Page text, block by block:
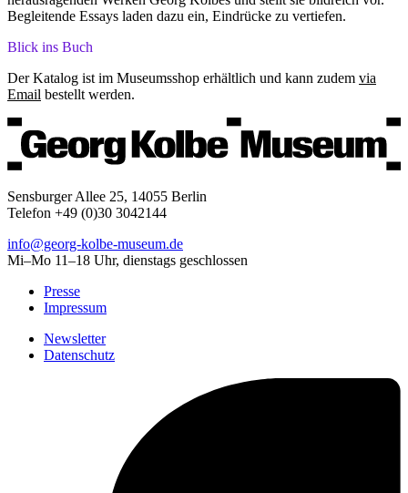
Begleitende Essays laden dazu ein, Eindrücke zu vertiefen.
Blick ins Buch
Der Katalog ist im Museumsshop erhältlich und kann zudem via
Email bestellt werden.
Sensburger Allee 25, 14055 Berlin
Telefon +49 (0)30 3042144
info@georg-kolbe-museum.de
Mi–Mo 11–18 Uhr, dienstags geschlossen
Presse
Impressum
Newsletter
Datenschutz